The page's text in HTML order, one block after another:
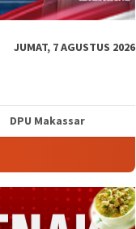
JUMAT, 7 AGUSTUS 2026
DPU Makassar